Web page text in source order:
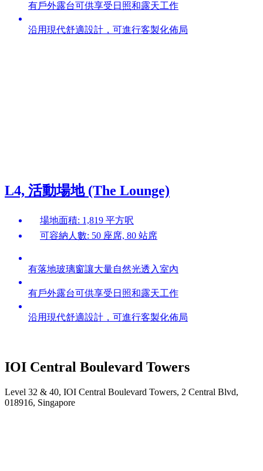
有戶外露台可供享受日照和露天工作
沿用現代舒適設計，可進行客製化佈局
L4, 活動場地 (The Lounge)
場地面積: 1,819 平方呎
可容納人數: 50 座席, 80 站席
有落地玻璃窗讓大量自然光透入室內
有戶外露台可供享受日照和露天工作
沿用現代舒適設計，可進行客製化佈局
IOI Central Boulevard Towers
Level 32 & 40, IOI Central Boulevard Towers, 2 Central Blvd,
018916, Singapore